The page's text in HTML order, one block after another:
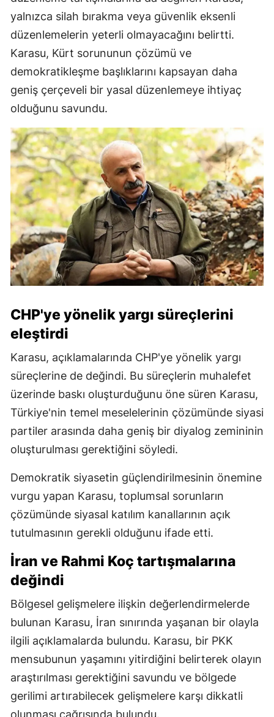
yalnızca silah bırakma veya güvenlik eksenli
düzenlemelerin yeterli olmayacağını belirtti.
Karasu, Kürt sorununun çözümü ve
demokratikleşme başlıklarını kapsayan daha
geniş çerçeveli bir yasal düzenlemeye ihtiyaç
olduğunu savundu.
CHP'ye yönelik yargı süreçlerini
eleştirdi
Karasu, açıklamalarında CHP'ye yönelik yargı
süreçlerine de değindi. Bu süreçlerin muhalefet
üzerinde baskı oluşturduğunu öne süren Karasu,
Türkiye'nin temel meselelerinin çözümünde siyasi
partiler arasında daha geniş bir diyalog zemininin
oluşturulması gerektiğini söyledi.
Demokratik siyasetin güçlendirilmesinin önemine
vurgu yapan Karasu, toplumsal sorunların
çözümünde siyasal katılım kanallarının açık
tutulmasının gerekli olduğunu ifade etti.
İran ve Rahmi Koç tartışmalarına
değindi
Bölgesel gelişmelere ilişkin değerlendirmelerde
bulunan Karasu, İran sınırında yaşanan bir olayla
ilgili açıklamalarda bulundu. Karasu, bir PKK
mensubunun yaşamını yitirdiğini belirterek olayın
araştırılması gerektiğini savundu ve bölgede
gerilimi artırabilecek gelişmelere karşı dikkatli